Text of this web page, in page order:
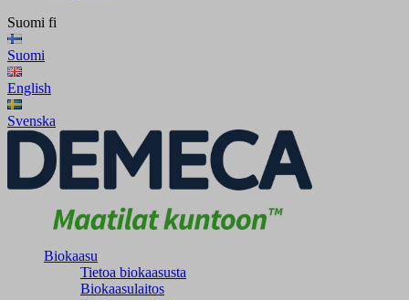
Suomi fi
Suomi
English
Svenska
Biokaasu
Tietoa biokaasusta
Biokaasulaitos